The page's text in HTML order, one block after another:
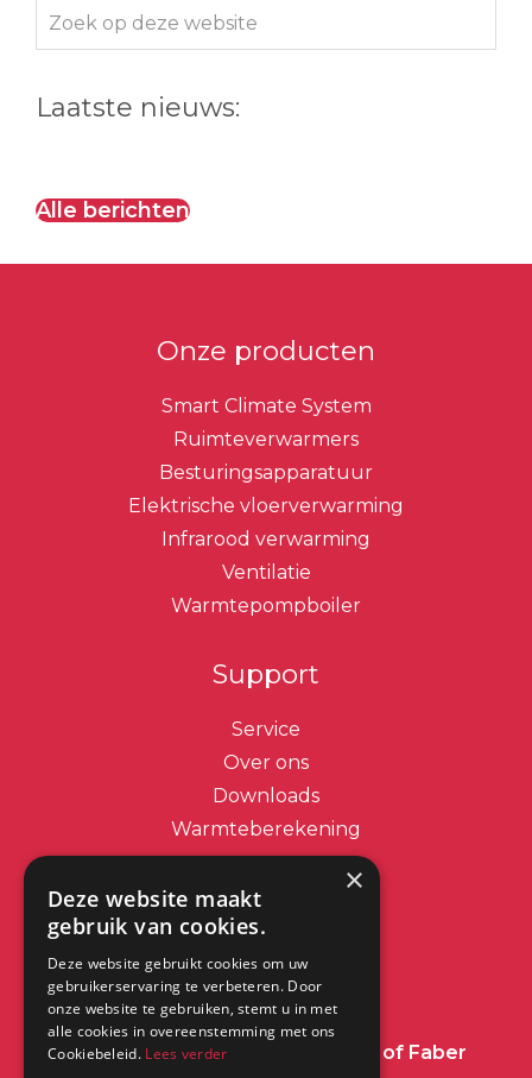
Zoek
op
website
Laatste nieuws:
Alle berichten
Onze producten
Smart Climate System
Ruimteverwarmers
Besturingsapparatuur
Elektrische vloerverwarming
Infrarood verwarming
Ventilatie
Warmtepompboiler
Support
Service
Over ons
Downloads
Warmteberekening
Contact
info@dimplex.nl
+31 (0) 513 78 98 80
Heeft u een vraag over Dimplex of Faber
×
Deze website maakt
gebruik van cookies.
Deze website gebruikt cookies om uw
gebruikerservaring te verbeteren. Door
onze website te gebruiken, stemt u in met
alle cookies in overeenstemming met ons
Cookiebeleid. Lees verder